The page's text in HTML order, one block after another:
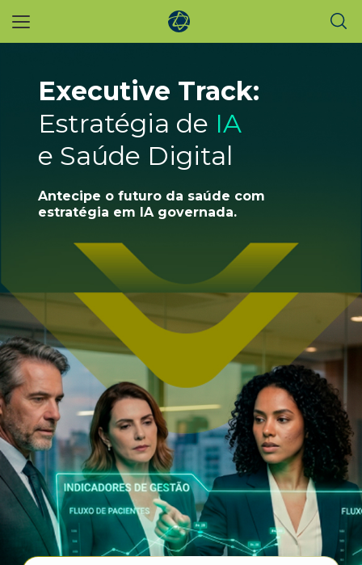
to
Executive Track:
Estratégia de IA
e Saúde Digital
Antecipe o futuro da saúde com
estratégia em IA governada.